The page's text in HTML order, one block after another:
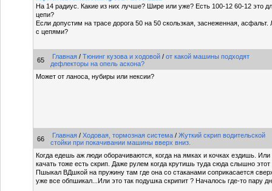
На 14 радиус. Какие из них лучше? Шире или уже? Есть 100-12 60-12 это
цепи?
Если допустим на трасе дорога 50 на 50 скользкая, заснеженная,
с цепями?
65 Главная / Тюнинг кузова и ходовой / от какой машины подходят
дефлекторы на опель аскона?
Может от ланоса, нубиры или нексии?
66 Главная / Ходовая, тормозная система / Жуткий скрип водительской
стойки при покачивании машины вверх вниз.
Когда едешь аж люди оборачиваются, когда на ямках и кочках ездишь.
качать тоже есть скрип. Даже рулем когда крутишь туда сюда слышно этот
Пшыкал ВДшкой на пружину там где она со стаканами соприкасается
уже все обпшикал...Или это так подушка скрипит ? Началось где-то пару